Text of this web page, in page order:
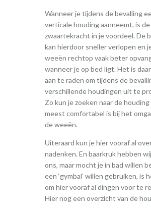
Wanneer je tijdens de bevalling
verticale houding aanneemt, is de
zwaartekracht in je voordeel. De
kan hierdoor sneller verlopen en
weeën rechtop vaak beter
wanneer je op bed ligt. Het is
aan te raden om tijdens de
verschillende houdingen uit te
Zo kun je zoeken naar de
meest comfortabel is bij het
de weeën.
Uiteraard kun je hier vooraf al
nadenken. En baarkruk hebben
ons, maar mocht je in bad willen
een ‘gymbal’ willen gebruiken, is
om hier vooraf al dingen voor te
Hier nog een overzicht van de